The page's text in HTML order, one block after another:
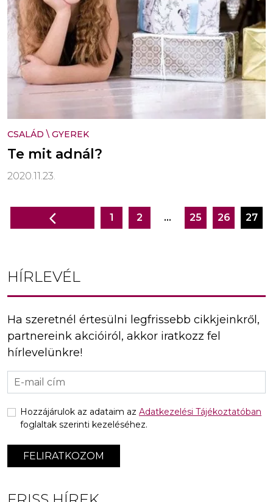
CSALÁD \ GYEREK
Te mit adnál?
2020.11.23.
Bejegyzés
1 2 … 25 26 27
HÍRLEVÉL
Ha szeretnél értesülni legfrissebb cikkjeinkről,
partnereink akcióiról, akkor iratkozz fel
hírlevelünkre!
FELIRATKOZOM
Hozzájárulok az adataim az Adatkezelési Tájékoztatóban
foglaltak szerinti kezeléséhez.